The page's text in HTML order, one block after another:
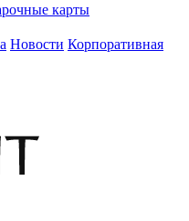
карты
Новости Корпоративная